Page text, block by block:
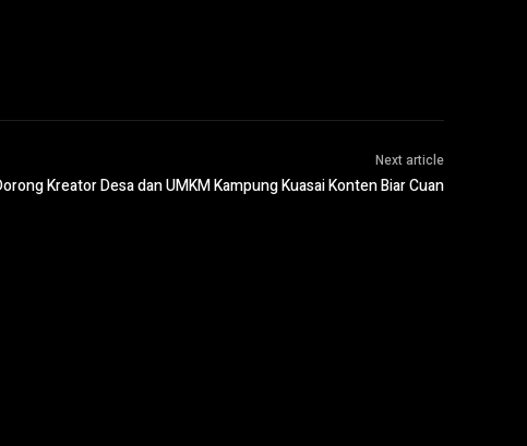
Next article
Kreator Desa dan UMKM Kampung Kuasai Konten Biar Cuan